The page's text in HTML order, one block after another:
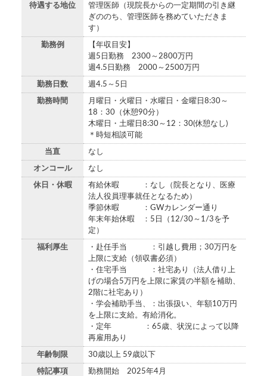
待遇する地位
管理医師（現院長からの一定期間の引き継
ぎののち、管理医師を務めていただきま
す）
勤務例
【年収目安】
週5日勤務 2300～2800万円
週4.5日勤務 2000～2500万円
勤務日数 週4.5～5日
勤務時間
月曜日・火曜日・水曜日・金曜日8:30～
18：30（休憩90分）
木曜日・土曜日8:30～12：30(休憩なし)
＊時短相談可能
当直 なし
オンコール なし
休日・休暇
有給休暇 ：なし（院長となり、医療
法人役員理事就任となるため）
季節休暇 ：GWカレンダー通り
年末年始休暇 ：5日（12/30～1/3を予
定）
福利厚生
・赴任手当 ：引越し費用；30万円を
上限に支給（領収書必須）
・住宅手当 ：社宅あり（法人借り上
げの場合5万円を上限に家賃の半額を補助、
2階に社宅あり）
・学会補助手当、：出張扱い、年額10万円
を上限に支給。有給消化。
・定年 ：65歳、状況によって以降
再雇用あり
年齢制限 30歳以上 59歳以下
特記事項 勤務開始 2025年4月